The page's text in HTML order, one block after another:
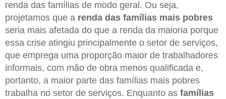
renda das famílias de modo geral. Ou seja,
projetamos que a renda das famílias mais pobres
seria mais afetada do que a renda da maioria porque
essa crise atingiu principalmente o setor de serviços,
que emprega uma proporção maior de trabalhadores
informais, com mão de obra menos qualificada e,
portanto, a maior parte das famílias mais pobres
trabalha no setor de serviços. Enquanto as famílias